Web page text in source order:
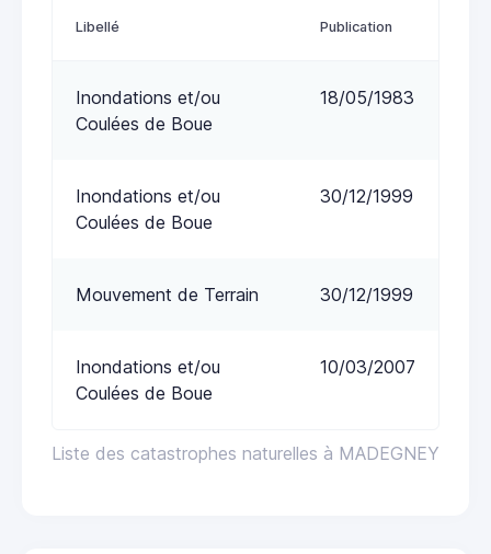
Liste des catastrophes naturelles à MADEGNEY
Libellé Publication
Inondations et/ou
Coulées de Boue
18/05/1983
Inondations et/ou
Coulées de Boue
30/12/1999
Mouvement de Terrain 30/12/1999
Inondations et/ou
Coulées de Boue
10/03/2007